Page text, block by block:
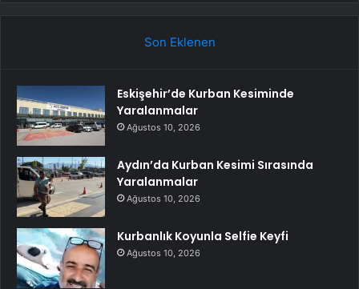
Son Eklenen
Eskişehir’de Kurban Kesiminde
Yaralanmalar
Ağustos 10, 2026
Aydın’da Kurban Kesimi Sırasında
Yaralanmalar
Ağustos 10, 2026
Kurbanlık Koyunla Selfie Keyfi
Ağustos 10, 2026